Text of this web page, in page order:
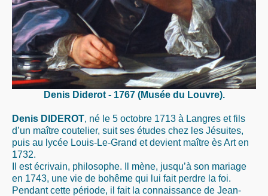
Denis Diderot - 1767 (Musée du Louvre).
Denis DIDEROT, né le 5 octobre 1713 à Langres et fils
d’un maître coutelier, suit ses études chez les Jésuites,
puis au lycée Louis-Le-Grand et devient maître ès Art en
1732.
Il est écrivain, philosophe. Il mène, jusqu’à son mariage
en 1743, une vie de bohême qui lui fait perdre la foi.
Pendant cette période, il fait la connaissance de Jean-